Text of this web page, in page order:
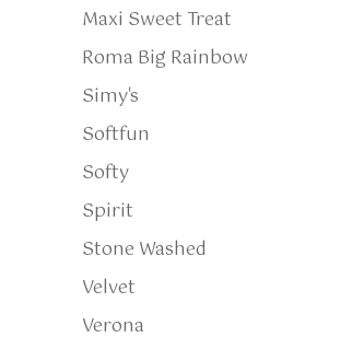
Maxi Sweet Treat
Roma Big Rainbow
Simy's
Softfun
Softy
Spirit
Stone Washed
Velvet
Verona